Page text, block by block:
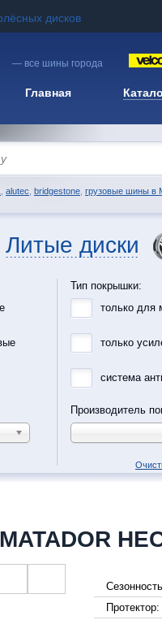
дисков
— все шины города
Главная
alutec bridgestone грузовые шины в
Литые диски
Тип покрышки:
только для
только
система
Производитель
Протектор: